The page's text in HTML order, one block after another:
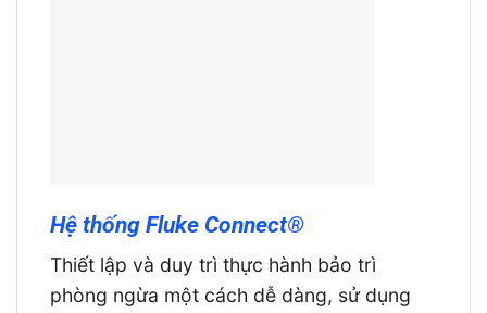
Hệ thống Fluke Connect®
Thiết lập và duy trì thực hành bảo trì
phòng ngừa một cách dễ dàng, sử dụng